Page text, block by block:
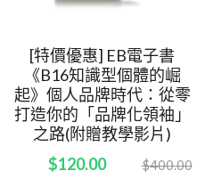
[特價優惠] EB電子書
《B16知識型個體的崛
起》個人品牌時代：從零
打造你的「品牌化領袖」
之路(附贈教學影片)
$120.00
$400.00